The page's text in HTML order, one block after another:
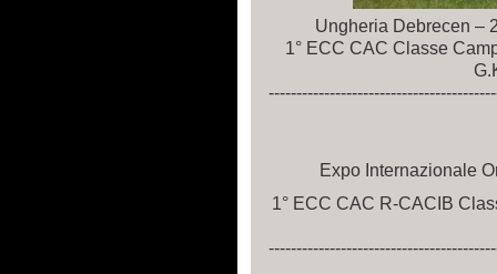
Ungheria Debrecen –
1° ECC CAC Classe
Expo Internazionale
1° ECC CAC R-CACIB